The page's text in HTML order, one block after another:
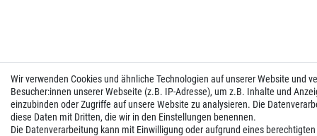
Wir verwenden Cookies und ähnliche Technologien auf unserer Website und
Besucher:innen unserer Webseite (z.B. IP-Adresse), um z.B. Inhalte und
einzubinden oder Zugriffe auf unsere Website zu analysieren. Die
diese Daten mit Dritten, die wir in den Einstellungen benennen.
Die Datenverarbeitung kann mit Einwilligung oder aufgrund eines